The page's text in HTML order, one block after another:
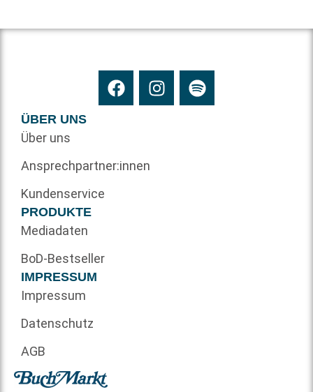
ÜBER UNS
Über uns
Ansprechpartner:innen
Kundenservice
PRODUKTE
Mediadaten
BoD-Bestseller
IMPRESSUM
Impressum
Datenschutz
AGB